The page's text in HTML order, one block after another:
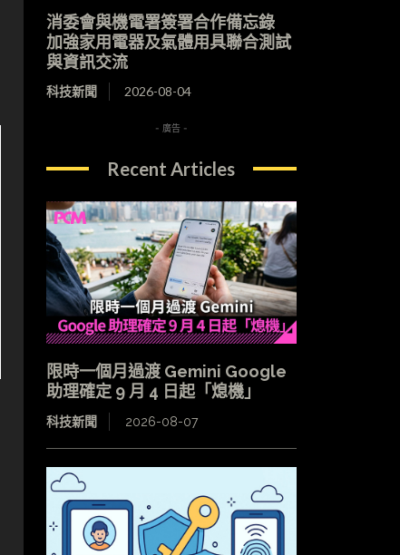
消委會與機電署簽署合作備忘錄
加強家用電器及氣體用具聯合測試
與資訊交流
科技新聞 2026-08-04
- 廣告 -
Recent Articles
限時一個月過渡 Gemini Google
助理確定 9 月 4 日起「熄機」
科技新聞 2026-08-07